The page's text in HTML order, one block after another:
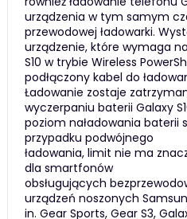
urządzenia w tym samym
przewodowej ładowarki.
urządzenie, które wymaga
S10 w trybie Wireless
podłączony kabel do
Ładowanie zostaje
wyczerpaniu baterii Galaxy
poziom naładowania baterii
przypadku podwójnego
ładowania, limit nie ma
dla smartfonów
obsługujących
urządzeń noszonych
in. Gear Sports, Gear S3,